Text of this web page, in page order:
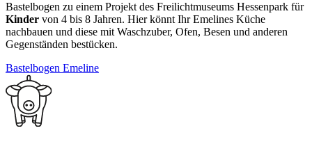
Bastelbogen zu einem Projekt des Freilichtmuseums Hessenpark für
Kinder von 4 bis 8 Jahren. Hier könnt Ihr Emelines Küche
nachbauen und diese mit Waschzuber, Ofen, Besen und anderen
Gegenständen bestücken.
Bastelbogen Emeline